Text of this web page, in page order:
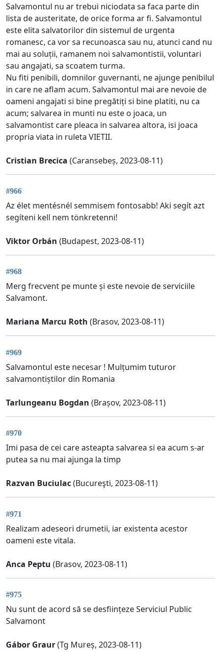
Salvamontul nu ar trebui niciodata sa faca parte din
lista de austeritate, de orice forma ar fi. Salvamontul
este elita salvatorilor din sistemul de urgenta
romanesc, ca vor sa recunoasca sau nu, atunci cand nu
mai au soluții, ramanem noi salvamontistii, voluntari
sau angajati, sa scoatem turma.
Nu fiti penibili, domnilor guvernanti, ne ajunge penibilul
in care ne aflam acum. Salvamontul mai are nevoie de
oameni angajati si bine pregătiți si bine platiti, nu ca
acum; salvarea in munti nu este o joaca, un
salvamontist care pleaca in salvarea altora, isi joaca
propria viata in ruleta VIETII.
Cristian Brecica (Caransebeș, 2023-08-11)
#966
Az élet mentésnél semmisem fontosabb! Aki segít azt
segíteni kell nem tönkretenni!
Viktor Orbán (Budapest, 2023-08-11)
#968
Merg frecvent pe munte și este nevoie de serviciile
Salvamont.
Mariana Marcu Roth (Brasov, 2023-08-11)
#969
Salvamontul este necesar ! Mulțumim tuturor
salvamontiștilor din Romania
Tarlungeanu Bogdan (Brașov, 2023-08-11)
#970
Imi pasa de cei care asteapta salvarea si ea acum s-ar
putea sa nu mai ajunga la timp
Razvan Buciulac(Bucureşti, 2023-08-11)
#971
Realizam adeseori drumetii, iar existenta acestor
oameni este vitala.
Anca Peptu (Brasov, 2023-08-11)
#975
Nu sunt de acord să se desființeze Serviciul Public
Salvamont
Gábor Graur(Tg Mureș, 2023-08-11)